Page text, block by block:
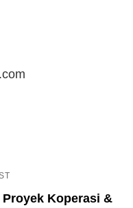
Koperasi &